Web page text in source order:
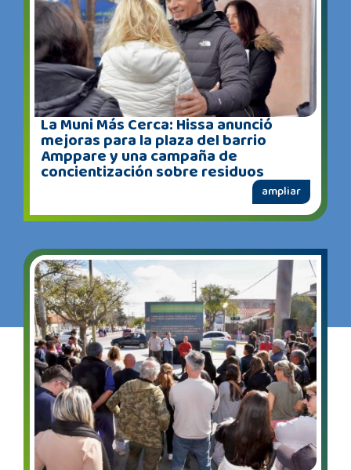
La Muni Más Cerca: Hissa anunció
mejoras para la plaza del barrio
Amppare y una campaña de
concientización sobre residuos
ampliar